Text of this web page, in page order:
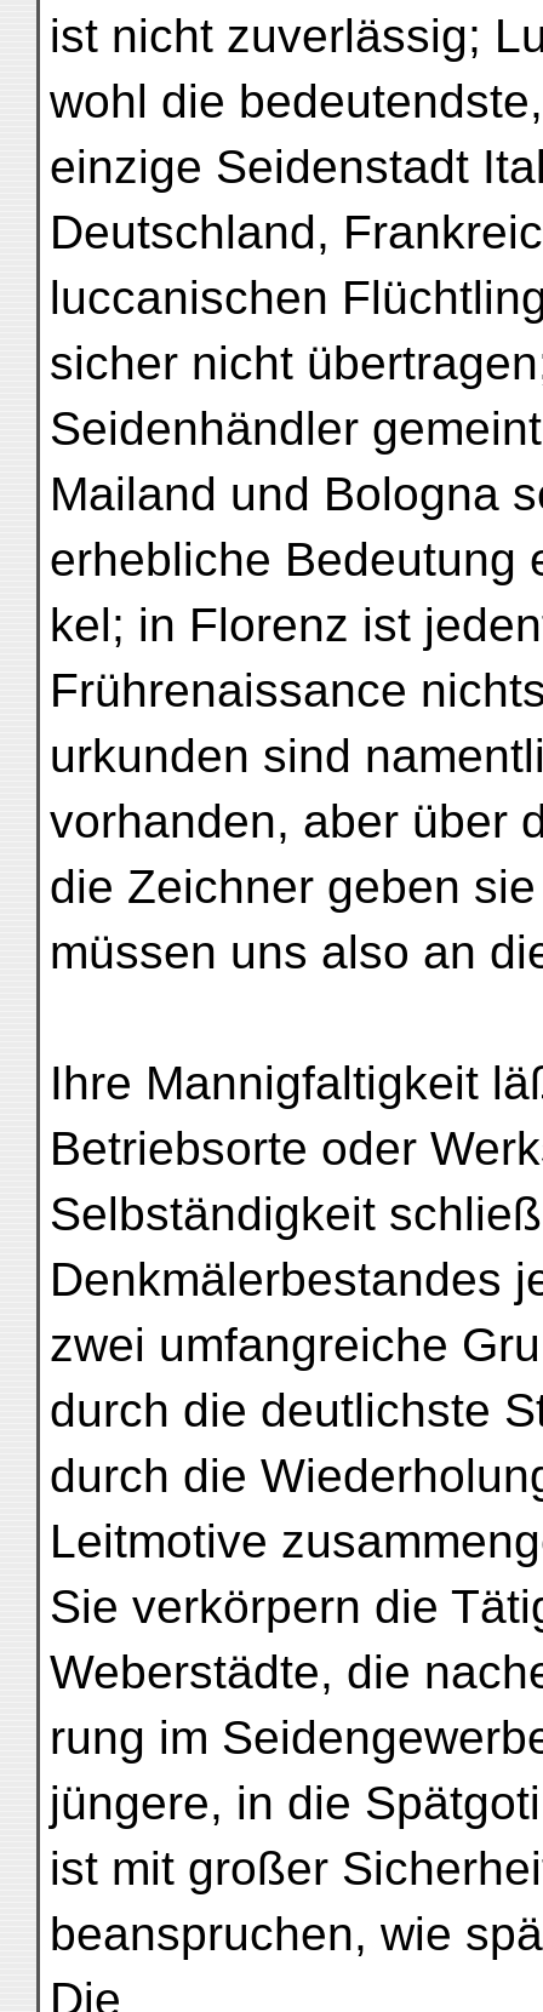
ist nicht zuverlässig;
wohl die
einzige Seidenstadt
Deutschland,
luccanischen
sicher nicht
Seidenhändler
Mailand und Bologna
erhebliche Bedeutung
kel; in Florenz ist
Frührenaissance
urkunden sind
vorhanden, aber über
die Zeichner geben
müssen uns also an
Ihre Mannigfaltigkeit
Betriebsorte oder
Selbständigkeit
Denkmälerbestandes
zwei umfangreiche
durch die deutlichste
durch die
Leitmotive
Sie verkörpern die
Weberstädte, die
rung im
jüngere, in die
ist mit großer
beanspruchen, wie
Die